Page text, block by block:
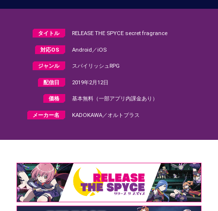
タイトル RELEASE THE SPYCE secret fragrance
対応OS Android／iOS
ジャンル スパイリッシュRPG
配信日 2019年2月12日
価格 基本無料（一部アプリ内課金あり）
メーカー名 KADOKAWA／オルトプラス